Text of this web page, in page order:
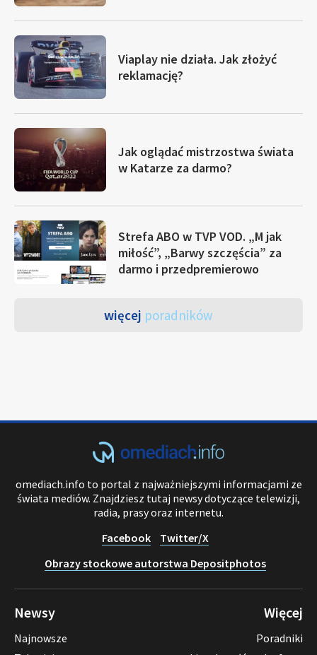
Viaplay nie działa. Jak złożyć
reklamację?
Jak oglądać mistrzostwa świata
w Katarze za darmo?
Strefa ABO w TVP VOD. „M jak
miłość”, „Barwy szczęścia” za
darmo i przedpremierowo
więcej poradników
omediach.info to portal z najważniejszymi informacjami ze
świata mediów. Znajdziesz tutaj newsy dotyczące telewizji,
radia, prasy oraz internetu.
Facebook
Twitter/X
Obrazy stockowe autorstwa Depositphotos
Newsy
Najnowsze
Więcej
Poradniki